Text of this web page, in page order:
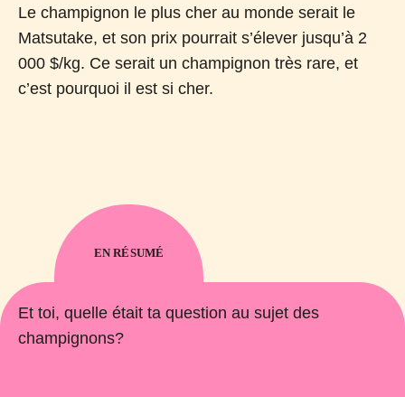
Le champignon le plus cher au monde serait le
Matsutake, et son prix pourrait s’élever jusqu’à 2
000 $/kg. Ce serait un champignon très rare, et
c’est pourquoi il est si cher.
EN RÉSUMÉ
Et toi, quelle était ta question au sujet des
champignons?